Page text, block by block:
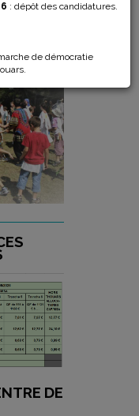
: dépôt des candidatures.
de démocratie
DE